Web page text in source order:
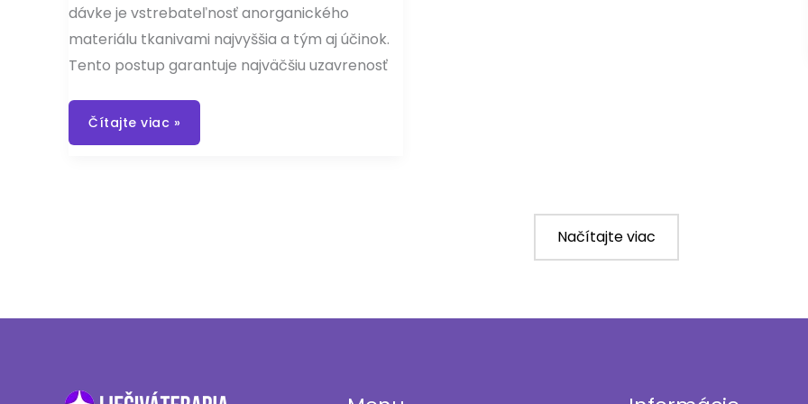
dávke je vstrebateľnosť anorganického
materiálu tkanivami najvyššia a tým aj účinok.
Tento postup garantuje najväčšiu uzavrenosť
Bunkové
Čítajte viac »
Načítajte viac